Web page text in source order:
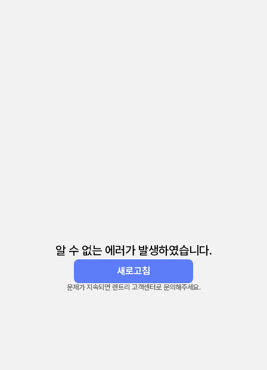
알 수 없는 에러가 발생하였습니다.
새로고침
문제가 지속되면 렌트리 고객센터로 문의해주세요.